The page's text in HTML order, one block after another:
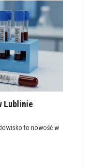
Lublinie
to nowość w